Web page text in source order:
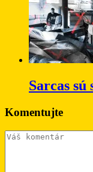
Sarcas
Komentujte